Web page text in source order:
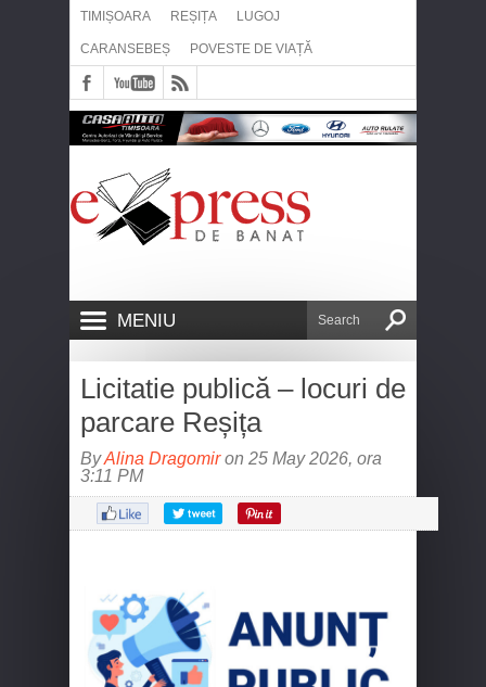
TIMIȘOARA REȘIȚA LUGOJ
CARANSEBEȘ POVESTE DE VIAȚĂ
MENIU
Licitatie publică – locuri de
parcare Reșița
ByAlina Dragomiron 25 May 2026, ora
3:11 PM